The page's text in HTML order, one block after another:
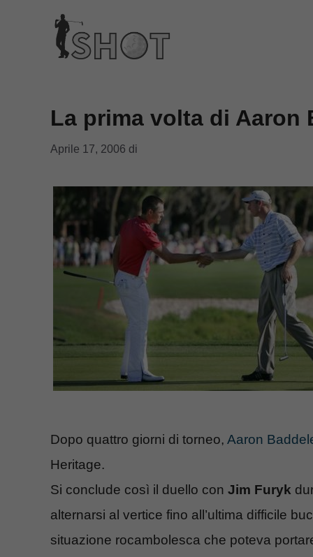
contenuto
La prima volta di Aaron
Aprile 17, 2006 di
Dopo quattro giorni di torneo, Aaron
Heritage.
Si conclude così il duello con Jim Furyk
alternarsi al vertice fino all’ultima difficile
situazione rocambolesca che poteva